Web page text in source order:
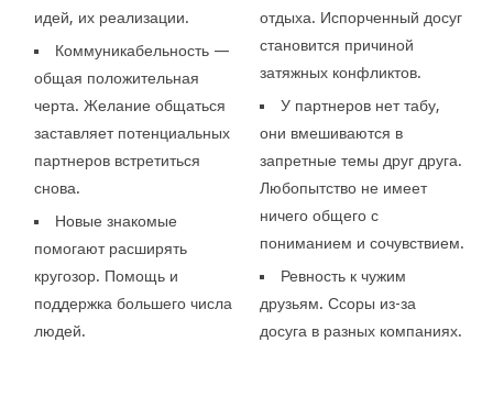
идей, их реализации.
Коммуникабельность —
общая положительная
черта. Желание общаться
заставляет потенциальных
партнеров встретиться
снова.
Новые знакомые
помогают расширять
кругозор. Помощь и
поддержка большего числа
людей.
отдыха. Испорченный досуг
становится причиной
затяжных конфликтов.
У партнеров нет табу,
они вмешиваются в
запретные темы друг друга.
Любопытство не имеет
ничего общего с
пониманием и сочувствием.
Ревность к чужим
друзьям. Ссоры из-за
досуга в разных компаниях.